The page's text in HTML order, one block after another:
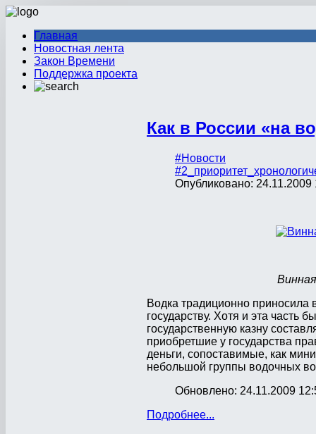
Главная
Новостная лента
Закон Времени
Поддержка проекта
Как в России «на
#Новости
Опубликовано: 24.11.2009
Водка традиционно приносила
государству. Хотя и эта часть
государственную казну
приобретшие у государства
деньги, сопоставимые, как
небольшой группы водочных
Обновлено: 24.11.2009
Подробнее...